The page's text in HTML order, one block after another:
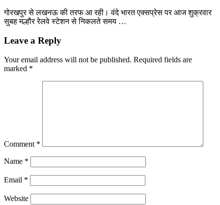
गोरखपुर से लखनऊ की तरफ आ रही। वंदे भारत एक्सप्रेस पर आज शुक्रवार
सुबह मल्हौर रेलवे स्टेशन से निकलते समय …
Leave a Reply
Your email address will not be published. Required fields are
marked *
Comment *
Name *
Email *
Website